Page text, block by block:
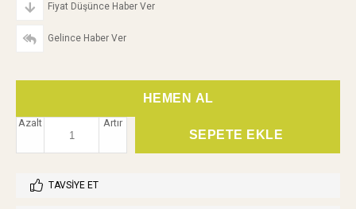
Fiyat Düşünce Haber Ver
Gelince Haber Ver
Artır
Azalt
TAVSIYE ET